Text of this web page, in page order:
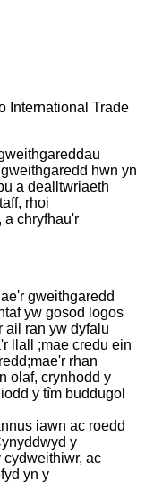
International Trade
hwn yn
a dealltwriaeth
rhoi
a chryfhau'r
gweithgaredd
yw gosod logos
ail ran yw dyfalu
llall ;mae credu ein
rhan
olaf, crynhodd y
y tîm buddugol
iawn ac roedd
y
ac
yn y